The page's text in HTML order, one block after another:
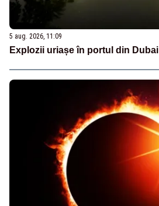
5 aug. 2026, 11:09
Explozii uriașe în portul din Dubai